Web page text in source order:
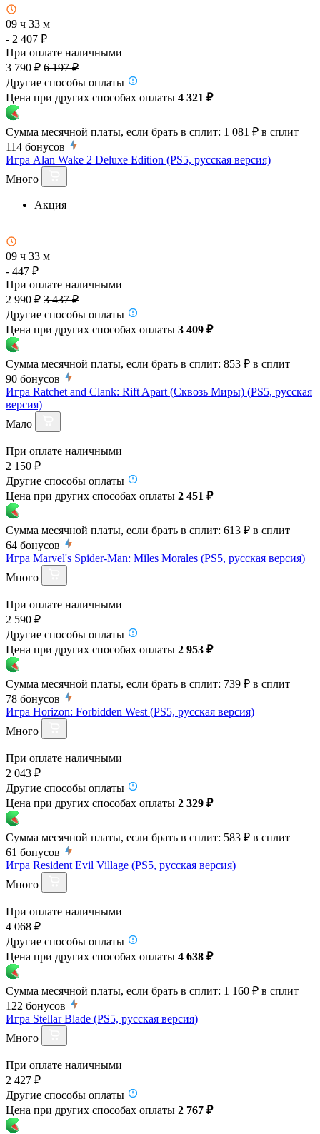
09 ч 33 м
- 2 407 ₽
При оплате наличными
3 790 ₽ 6 197 ₽
Другие способы оплаты
Цена при других способах оплаты 4 321 ₽
Сумма месячной платы, если брать в сплит: 1 081 ₽ в сплит
114 бонусов
Игра Alan Wake 2 Deluxe Edition (PS5, русская версия)
Много
Акция
09 ч 33 м
- 447 ₽
При оплате наличными
2 990 ₽ 3 437 ₽
Другие способы оплаты
Цена при других способах оплаты 3 409 ₽
Сумма месячной платы, если брать в сплит: 853 ₽ в сплит
90 бонусов
Игра Ratchet and Clank: Rift Apart (Сквозь Миры) (PS5, русская
версия)
Мало
При оплате наличными
2 150 ₽
Другие способы оплаты
Цена при других способах оплаты 2 451 ₽
Сумма месячной платы, если брать в сплит: 613 ₽ в сплит
64 бонусов
Игра Marvel's Spider-Man: Miles Morales (PS5, русская версия)
Много
При оплате наличными
2 590 ₽
Другие способы оплаты
Цена при других способах оплаты 2 953 ₽
Сумма месячной платы, если брать в сплит: 739 ₽ в сплит
78 бонусов
Игра Horizon: Forbidden West (PS5, русская версия)
Много
При оплате наличными
2 043 ₽
Другие способы оплаты
Цена при других способах оплаты 2 329 ₽
Сумма месячной платы, если брать в сплит: 583 ₽ в сплит
61 бонусов
Игра Resident Evil Village (PS5, русская версия)
Много
При оплате наличными
4 068 ₽
Другие способы оплаты
Цена при других способах оплаты 4 638 ₽
Сумма месячной платы, если брать в сплит: 1 160 ₽ в сплит
122 бонусов
Игра Stellar Blade (PS5, русская версия)
Много
При оплате наличными
2 427 ₽
Другие способы оплаты
Цена при других способах оплаты 2 767 ₽